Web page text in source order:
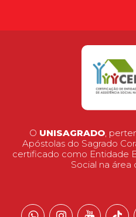
O UNISAGRADO,
Apóstolas do Sagrado
certificado como Entidade
Social na área